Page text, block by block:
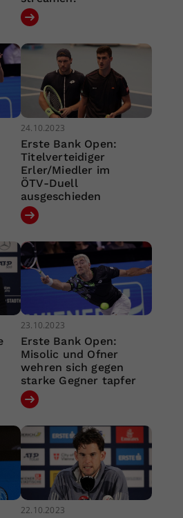
24.10.2023
Erste Bank Open:
Titelverteidiger
Erler/Miedler im
ÖTV-Duell
ausgeschieden
23.10.2023
Erste Bank Open:
Misolic und Ofner
wehren sich gegen
starke Gegner tapfer
22.10.2023